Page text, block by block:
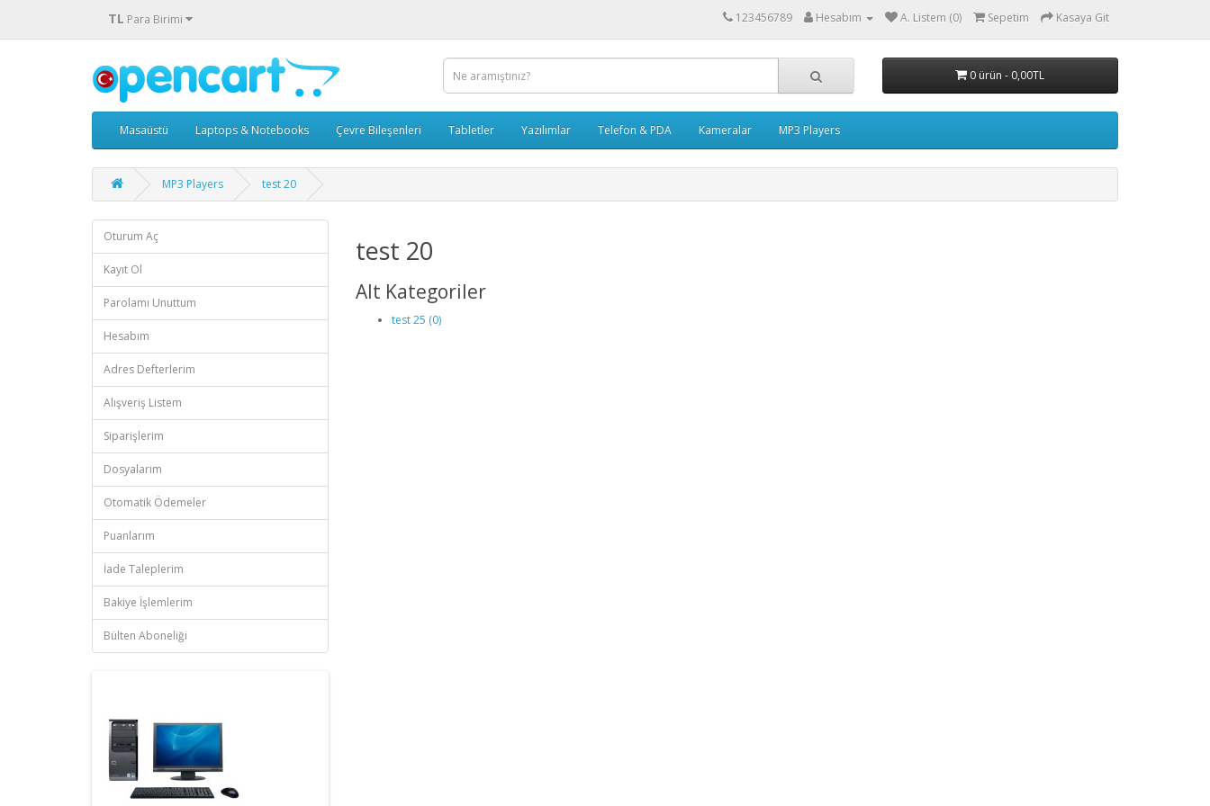
TL Para Birimi 123456789 Hesabım A. Listem (0) Sepetim Kasaya Git
0 ürün - 0,00TL
Masaüstü Laptops & Notebooks Çevre Bileşenleri Tabletler Yazılımlar Telefon & PDA Kameralar MP3 Players
MP3 Players test 20
Oturum Aç
Kayıt Ol
Parolamı Unuttum
Hesabım
Adres Defterlerim
Alışveriş Listem
Siparişlerim
Dosyalarım
Otomatik Ödemeler
Puanlarım
İade Taleplerim
Bakiye İşlemlerim
Bülten Aboneliği
test 20
Alt Kategoriler
test 25 (0)